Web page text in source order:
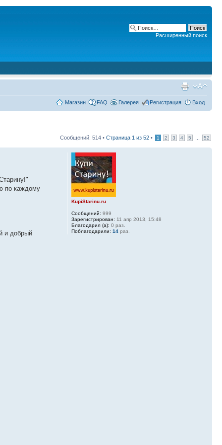
Расширенный поиск
Магазин FAQ Галерея Регистрация Вход
Сообщений: 514 • Страница 1 из 52 • 1 2 3 4 5 52
по каждому
и добрый
KupiStarinu.ru
Сообщений: 999
Зарегистрирован: 11 апр 2013, 15:48
Благодарил (а): 0 раз.
Поблагодарили: 14раз.